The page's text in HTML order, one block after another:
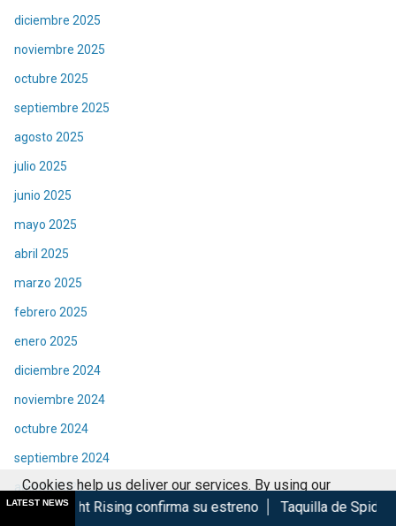
diciembre 2025
noviembre 2025
octubre 2025
septiembre 2025
agosto 2025
julio 2025
junio 2025
mayo 2025
abril 2025
marzo 2025
febrero 2025
enero 2025
diciembre 2024
noviembre 2024
octubre 2024
septiembre 2024
agosto 2024
LATEST NEWSsu estreno Taquilla de Spider-Man Brand New Day
Cookies help us deliver our services. By using our
services, you agree to our use of cookies.
Got it